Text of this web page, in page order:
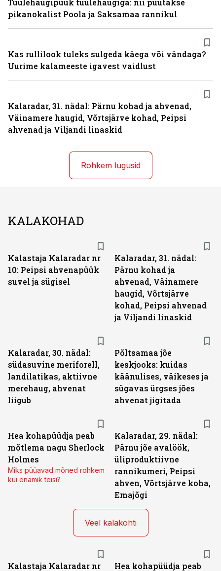
Tuulehaugipüük tuulehaugiga: nii püütakse
pikanokalist Poola ja Saksamaa rannikul
Kas rullilook tuleks sulgeda käega või vändaga?
Uurime kalameeste igavest vaidlust
Kalaradar, 31. nädal: Pärnu kohad ja ahvenad,
Väinamere haugid, Võrtsjärve kohad, Peipsi
ahvenad ja Viljandi linaskid
Rohkem lugusid
KALAKOHAD
Kalastaja Kalaradar nr
10: Peipsi ahvenapüük
suvel ja sügisel
Kalaradar, 31. nädal:
Pärnu kohad ja
ahvenad, Väinamere
haugid, Võrtsjärve
kohad, Peipsi ahvenad
ja Viljandi linaskid
Kalaradar, 30. nädal:
südasuvine meriforell,
landilatikas, aktiivne
merehaug, ahvenat
liigub
Põltsamaa jõe
keskjooks: kuidas
käänulises, väikeses ja
sügavas ürgses jões
ahvenat jigitada
Hea kohapüüdja peab
mõtlema nagu Sherlock
Holmes
Miks püüavad mõned rohkem
kui enamik teisi?
Kalaradar, 29. nädal:
Pärnu jõe avalöök,
üliproduktiivne
rannikumeri, Peipsi
ahven, Võrtsjärve koha,
Emajõgi
Veel kalakohti
Kalastaja Kalaradar nr
Hea kohapüüdja peab